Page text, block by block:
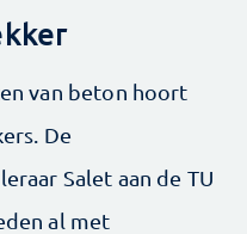
van beton hoort
De
Salet aan de TU
al met